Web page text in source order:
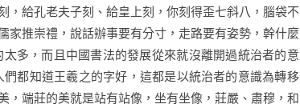
，給孔老夫子刻、給皇上刻，你刻得歪七斜八，腦袋不
家推崇禮，說話辦事要有分寸，走路要有姿勢，幹什麼
多，而且中國書法的發展從來就沒離開過統治者的意
都知道王羲之的字好，這都是以統治者的意識為轉移
，端莊的美就是站有站像，坐有坐像，莊嚴、肅穆，和